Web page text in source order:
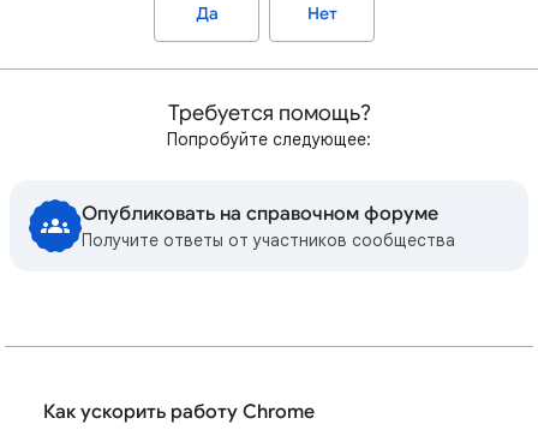
Да Нет
Требуется помощь?
Попробуйте следующее:
Опубликовать на справочном форуме
Получите ответы от участников сообщества
Как ускорить работу Chrome